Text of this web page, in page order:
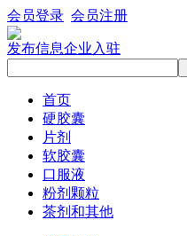
会员登录 会员注册
发布信息企业入驻
首页
硬胶囊
片剂
软胶囊
口服液
粉剂颗粒
茶剂和其他